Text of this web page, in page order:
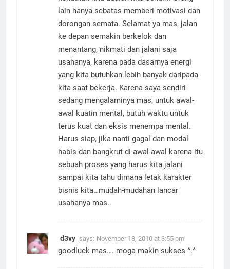
kekuatan kita adalah kita sendiri. Orang
lain hanya sebatas memberi motivasi dan
dorongan semata. Selamat ya mas, jalan
ke depan semakin berkelok dan
menantang, nikmati dan jalani saja
usahanya, karena pada dasarnya energi
yang kita butuhkan lebih banyak daripada
kita saat bekerja. Karena saya sendiri
sedang mengalaminya mas, untuk awal-
awal kuatin mental, butuh waktu untuk
terus kuat dan eksis menempa mental.
Harus siap, jika nanti gagal dan modal
habis dan bangkrut di awal-awal karena itu
sebuah proses yang harus kita jalani
sampai kita tahu dimana letak karakter
bisnis kita…mudah-mudahan lancar
d3vy says: November 18, 2010 at 3:55 pm